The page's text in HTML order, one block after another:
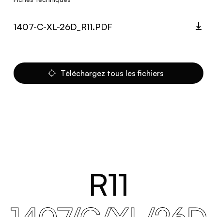
1407-C-XL-26D_R11.PDF
Téléchargez tous les fichiers
R11